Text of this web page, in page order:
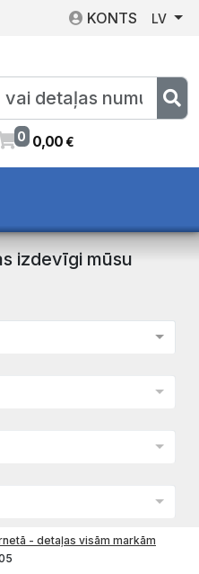
KONTS LV
0 0,00€
izdevīgi mūsu
- detaļas visām markām